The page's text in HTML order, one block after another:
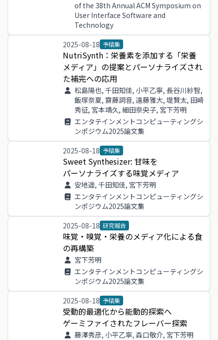
of the 38th Annual ACM Symposium on
User Interface Software and
Technology
2025-08-18 予稿集
NutriSynth： 栄養素を添加する 「栄養
メディア」 の提案とパーソナライズされ
た補完への応用
松島陽也, 千田知佳, 小平乙寧, 長谷川紗智,
飯塚奈夏, 齋藤詞音, 遠藤雅大, 堤賢太, 田崎
秀征, 宮本靖久, 細田奈央子, 宮下芳明
エンタテインメントコンピューティングシ
ンポジウム2025論文集
2025-08-18 予稿集
Sweet Synthesizer: 甘味を
パーソナライズする味覚メディア
安地遥, 千田知佳, 宮下芳明
エンタテインメントコンピューティングシ
ンポジウム2025論文集
2025-08-18 研究報告
味覚 ・ 嗅覚 ・ 栄養のメディア化による食
の再構築
宮下芳明
エンタテインメントコンピューティングシ
ンポジウム2025論文集
2025-08-18 予稿集
受動的最適化から能動的探索へ
ゲーミファイされたフレーバー探索
藤澤秀彦, 小平乙寧, 森口敬介, 宮下芳明